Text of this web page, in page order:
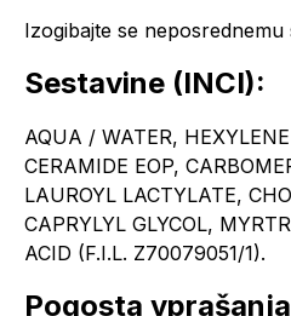
Izogibajte se
Sestavine (INCI):
AQUA / WATER,
CERAMIDE EOP,
LAUROYL LACTYLATE,
CAPRYLYL GLYCOL,
ACID (F.I.L. Z70079051/1).
Pogosta